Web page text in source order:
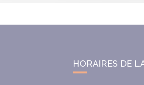
HORAIRES DE